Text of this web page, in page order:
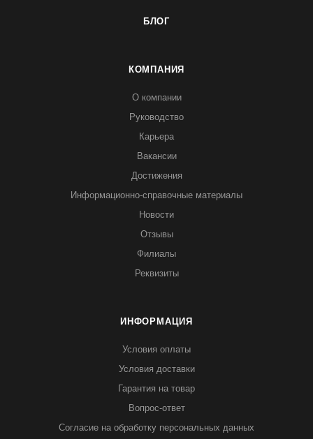
БЛОГ
КОМПАНИЯ
О компании
Руководство
Карьера
Вакансии
Достижения
Информационно-справочные материалы
Новости
Отзывы
Филиалы
Реквизиты
ИНФОРМАЦИЯ
Условия оплаты
Условия доставки
Гарантия на товар
Вопрос-ответ
Согласие на обработку персональных данных